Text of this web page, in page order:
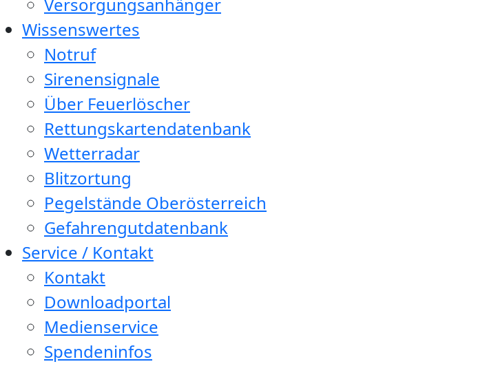
Wissenswertes
Notruf
Sirenensignale
Über Feuerlöscher
Rettungskartendatenbank
Wetterradar
Blitzortung
Pegelstände Oberösterreich
Gefahrengutdatenbank
Service / Kontakt
Kontakt
Downloadportal
Medienservice
Spendeninfos